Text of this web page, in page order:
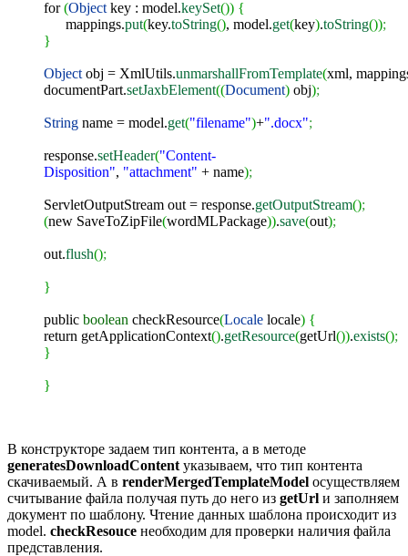
for (Object key : model.keySet()) {
mappings.put(key.toString(), model.get(key).toString());
}
Object obj = XmlUtils.unmarshallFromTemplate(xml,
documentPart.setJaxbElement((Document) obj);
String name = model.get("filename")+".docx";
response.setHeader("Content-
Disposition", "attachment" + name);
ServletOutputStream out = response.getOutputStream();
(new SaveToZipFile(wordMLPackage)).save(out);
out.flush();
}
public boolean checkResource(Locale locale) {
return getApplicationContext().getResource(getUrl()).exists();
}
}
В конструкторе задаем тип контента, а в методе
generatesDownloadContent указываем, что тип контента
скачиваемый. А в renderMergedTemplateModel осуществляем
считывание файла получая путь до него из getUrl и заполняем
документ по шаблону. Чтение данных шаблона происходит из
model. checkResouce необходим для проверки наличия файла
представления.